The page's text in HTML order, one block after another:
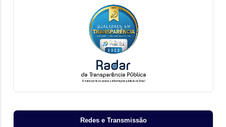
Redes e Transmissão